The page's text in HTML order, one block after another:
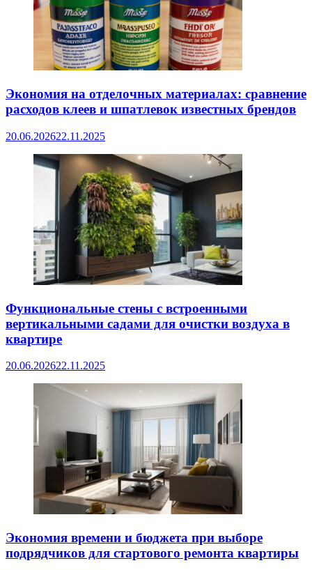
Экономия на отделочных материалах: сравнение
расходов клеев и шпатлевок известных брендов
20.06.202622.11.2025
Функциональные стены с встроенными
вертикальными садами для очистки воздуха в
квартире
20.06.202622.11.2025
Экономия времени и бюджета при выборе
подрядчиков для стартового ремонта квартиры